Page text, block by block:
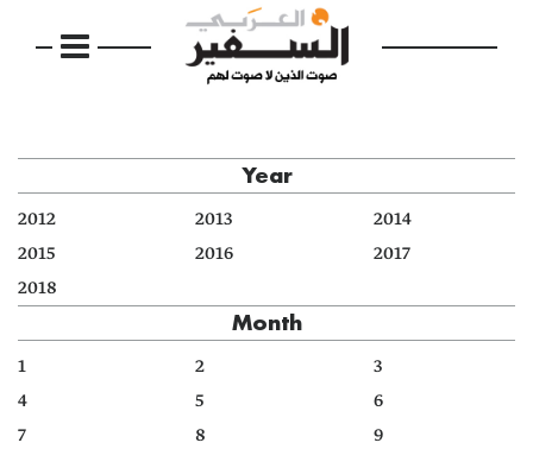
Year
2012 2013
2014
2015
2016
2017
2018
Month
1 2
3
4
5
6
7
8
9